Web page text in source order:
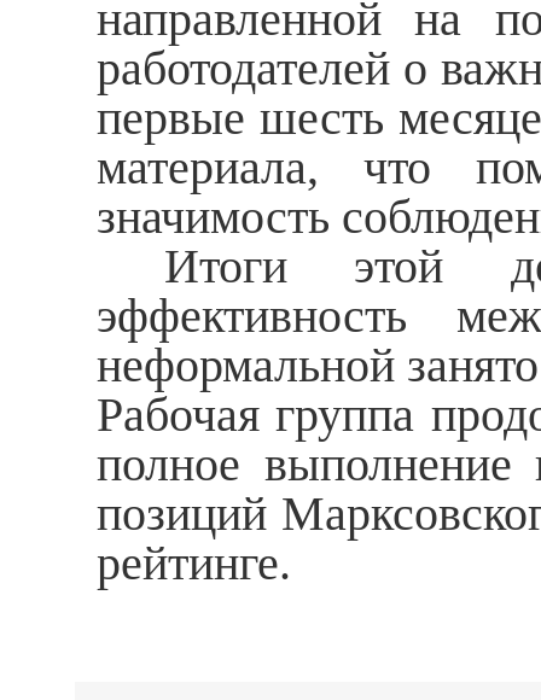
направленной на
работодателей о
первые шесть
материала, что
значимость
Итоги этой
эффективность
неформальной
Рабочая группа
полное выполнение
позиций
рейтинге.